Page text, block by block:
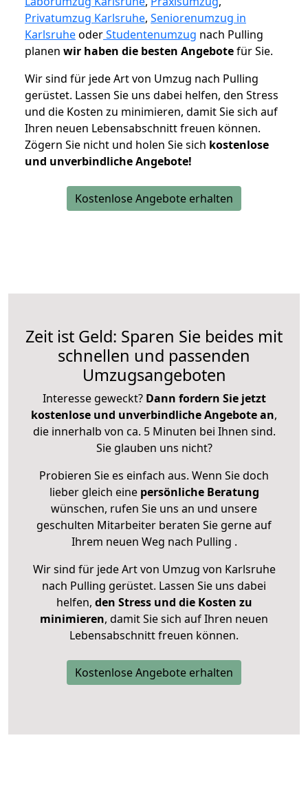
Privatumzug Karlsruhe, Seniorenumzug in
KarlsruheoderStudentenumzug nach Pulling
planen wir haben die besten Angebotefür Sie.
Wir sind für jede Art von Umzug nach Pulling
gerüstet. Lassen Sie uns dabei helfen, den Stress
und die Kosten zu minimieren, damit Sie sich auf
Ihren neuen Lebensabschnitt freuen können.
Zögern Sie nicht und holen Sie sich kostenlose
und unverbindliche Angebote!
Kostenlose Angebote erhalten
Zeit ist Geld: Sparen Sie beides mit
schnellen und passenden
Umzugsangeboten
Interesse geweckt? Dann fordern Sie jetzt
kostenlose und unverbindliche Angebote an,
die innerhalb von ca. 5 Minuten bei Ihnen sind.
Sie glauben uns nicht?
Probieren Sie es einfach aus. Wenn Sie doch
lieber gleich eine persönliche Beratung
wünschen, rufen Sie uns an und unsere
geschulten Mitarbeiter beraten Sie gerne auf
Ihrem neuen Weg nach Pulling .
Wir sind für jede Art von Umzug von Karlsruhe
nach Pulling gerüstet. Lassen Sie uns dabei
helfen, den Stress und die Kosten zu
minimieren, damit Sie sich auf Ihren neuen
Lebensabschnitt freuen können.
Kostenlose Angebote erhalten